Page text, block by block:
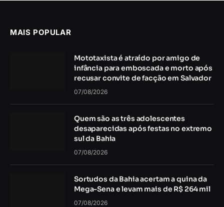
MAIS POPULAR
Mototaxista é atraído por amigo de
infância para emboscada e morto após
recusar convite de facção em Salvador
07/08/2026
Quem são as três adolescentes
desaparecidas após festas no extremo
sul da Bahia
07/08/2026
Sortudos da Bahia acertam a quina da
Mega-Sena e levam mais de R$ 264 mil
07/08/2026